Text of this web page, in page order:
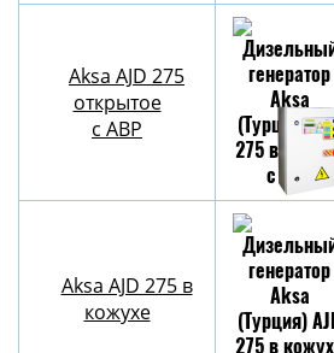
Aksa AJD 275
открытое
с АВР
Aksa AJD 275 в
кожухе